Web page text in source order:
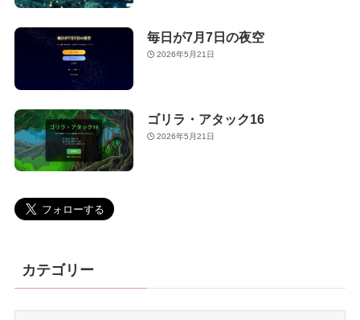
毎日が7月7日の夜空
2026年5月21日
ゴリラ・アタック16
2026年5月21日
カテゴリー